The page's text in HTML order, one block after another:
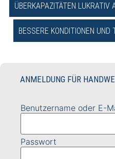
ÜBERKAPAZITÄTEN LUKRATIV
BESSERE KONDITIONEN UND
ANMELDUNG FÜR
Benutzername oder E-
Passwort